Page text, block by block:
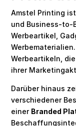
Amstel Printing
und Business-to-
Werbeartikel,
Werbeartikeln,
ihrer
Darüber hinaus
verschiedener
einer Branded